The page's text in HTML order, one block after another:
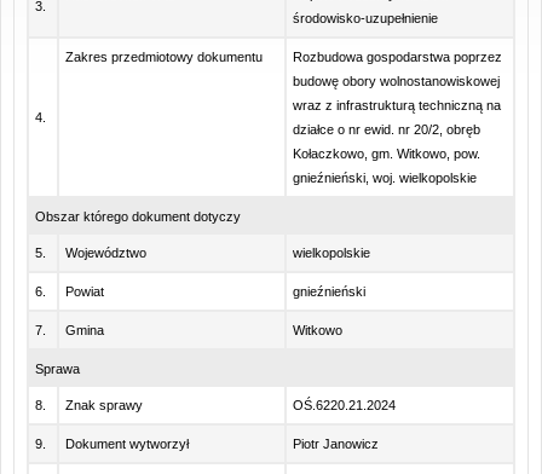
3.
środowisko-uzupełnienie
4.
Zakres przedmiotowy dokumentu
Rozbudowa gospodarstwa poprzez
budowę obory wolnostanowiskowej
wraz z infrastrukturą techniczną na
działce o nr ewid. nr 20/2, obręb
Kołaczkowo, gm. Witkowo, pow.
gnieźnieński, woj. wielkopolskie
Obszar którego dokument dotyczy
5. Województwo wielkopolskie
6. Powiat gnieźnieński
7. Gmina Witkowo
Sprawa
8. Znak sprawy OŚ.6220.21.2024
9. Dokument wytworzył Piotr Janowicz